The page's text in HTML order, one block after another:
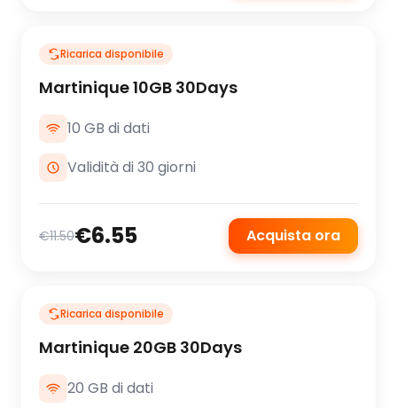
Ricarica disponibile
Martinique 10GB 30Days
10 GB di dati
Validità di 30 giorni
€11.50€6.55 Acquista ora
Ricarica disponibile
Martinique 20GB 30Days
20 GB di dati